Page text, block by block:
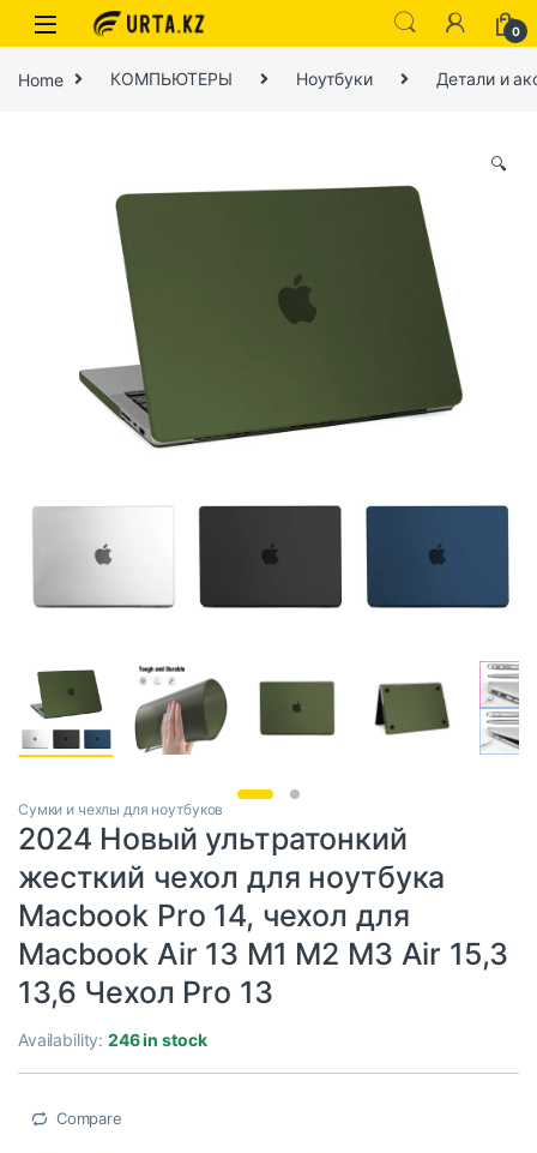
0
Home КОМПЬЮТЕРЫ Ноутбуки Детали и
🔍
Сумки и чехлы для ноутбуков
2024 Новый ультратонкий
жесткий чехол для ноутбука
Macbook Pro 14, чехол для
Macbook Air 13 M1 M2 M3 Air 15,3
13,6 Чехол Pro 13
Availability:246 in stock
Compare